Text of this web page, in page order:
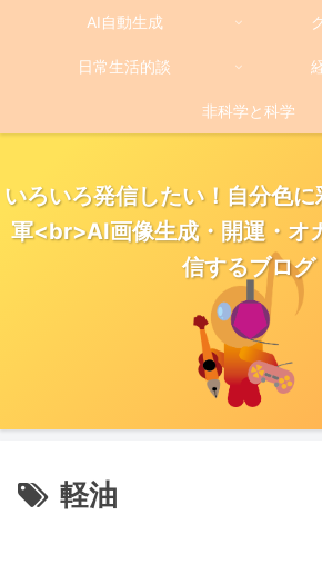
いろいろ発信したい！自分色
軍<br>AI画像生成・開運・オ
信するブログ
AI自動生成
日常生活的談
非科学と科学
軽油